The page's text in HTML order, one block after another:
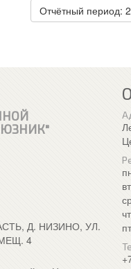
Отчётный период:
Д. НИЗИНО, УЛ.
4